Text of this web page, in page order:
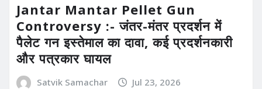
Jantar Mantar Pellet Gun
Controversy :- जंतर-मंतर प्रदर्शन में
पैलेट गन इस्तेमाल का दावा, कई प्रदर्शनकारी
और पत्रकार घायल
Satvik Samachar Jul 23, 2026